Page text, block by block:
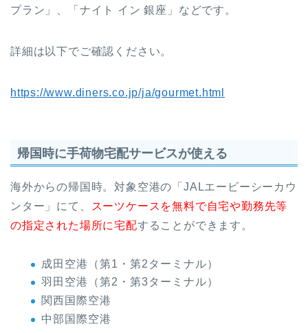
プラン」、「ナイト イン 銀座」などです。
詳細は以下でご確認ください。
https://www.diners.co.jp/ja/gourmet.html
帰国時に手荷物宅配サービスが使える
海外からの帰国時。対象空港の「JALエービーシーカウ
ンター」にて、
スーツケースを無料で自宅や勤務先等
の指定された場所に宅配することができます。
成田空港（第1・第2ターミナル）
羽田空港（第2・第3ターミナル）
関西国際空港
中部国際空港